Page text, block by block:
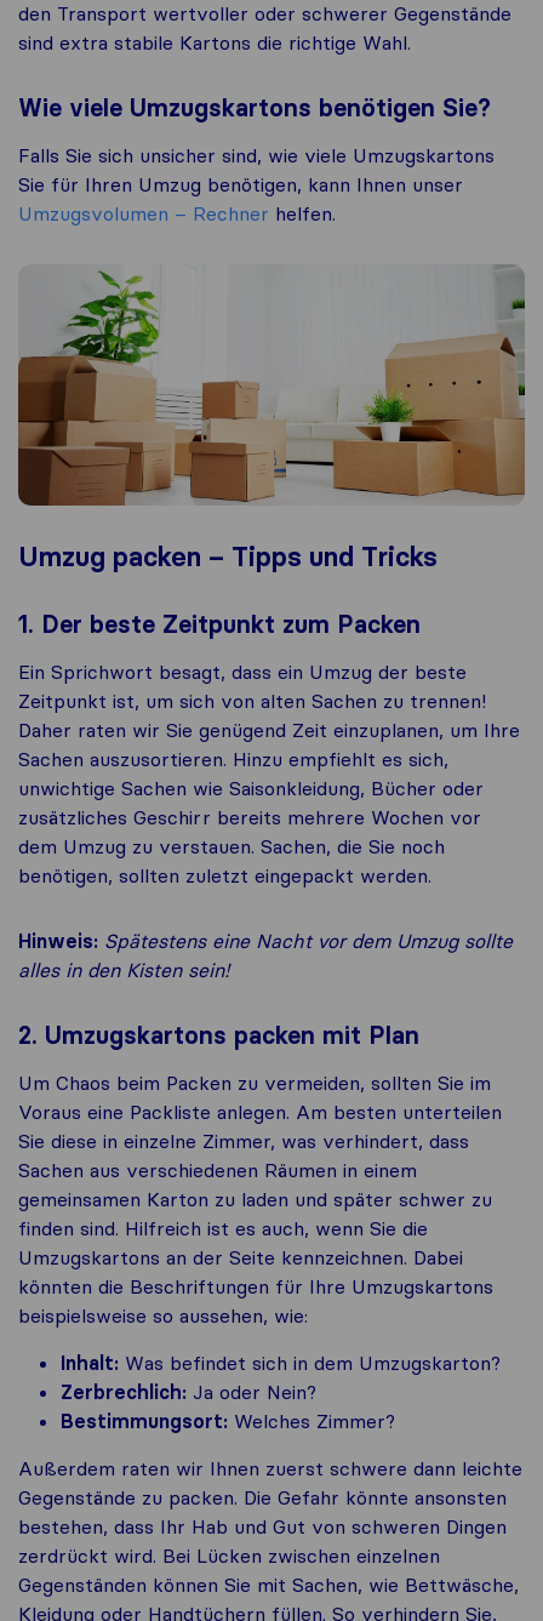
den Transport wertvoller oder schwerer Gegenstände
sind extra stabile Kartons die richtige Wahl.
Wie viele Umzugskartons benötigen Sie?
Falls Sie sich unsicher sind, wie viele Umzugskartons
Sie für Ihren Umzug benötigen, kann Ihnen unser
Umzugsvolumen – Rechner helfen.
Umzug packen – Tipps und Tricks
1. Der beste Zeitpunkt zum Packen
Ein Sprichwort besagt, dass ein Umzug der beste
Zeitpunkt ist, um sich von alten Sachen zu trennen!
Daher raten wir Sie genügend Zeit einzuplanen, um Ihre
Sachen auszusortieren. Hinzu empfiehlt es sich,
unwichtige Sachen wie Saisonkleidung, Bücher oder
zusätzliches Geschirr bereits mehrere Wochen vor
dem Umzug zu verstauen. Sachen, die Sie noch
benötigen, sollten zuletzt eingepackt werden.
Hinweis: Spätestens eine Nacht vor dem Umzug sollte
alles in den Kisten sein!
2. Umzugskartons packen mit Plan
Um Chaos beim Packen zu vermeiden, sollten Sie im
Voraus eine Packliste anlegen. Am besten unterteilen
Sie diese in einzelne Zimmer, was verhindert, dass
Sachen aus verschiedenen Räumen in einem
gemeinsamen Karton zu laden und später schwer zu
finden sind. Hilfreich ist es auch, wenn Sie die
Umzugskartons an der Seite kennzeichnen. Dabei
könnten die Beschriftungen für Ihre Umzugskartons
beispielsweise so aussehen, wie:
Inhalt: Was befindet sich in dem Umzugskarton?
Zerbrechlich: Ja oder Nein?
Bestimmungsort: Welches Zimmer?
Außerdem raten wir Ihnen zuerst schwere dann leichte
Gegenstände zu packen. Die Gefahr könnte ansonsten
bestehen, dass Ihr Hab und Gut von schweren Dingen
zerdrückt wird. Bei Lücken zwischen einzelnen
Gegenständen können Sie mit Sachen, wie Bettwäsche,
Kleidung oder Handtüchern füllen. So verhindern Sie,